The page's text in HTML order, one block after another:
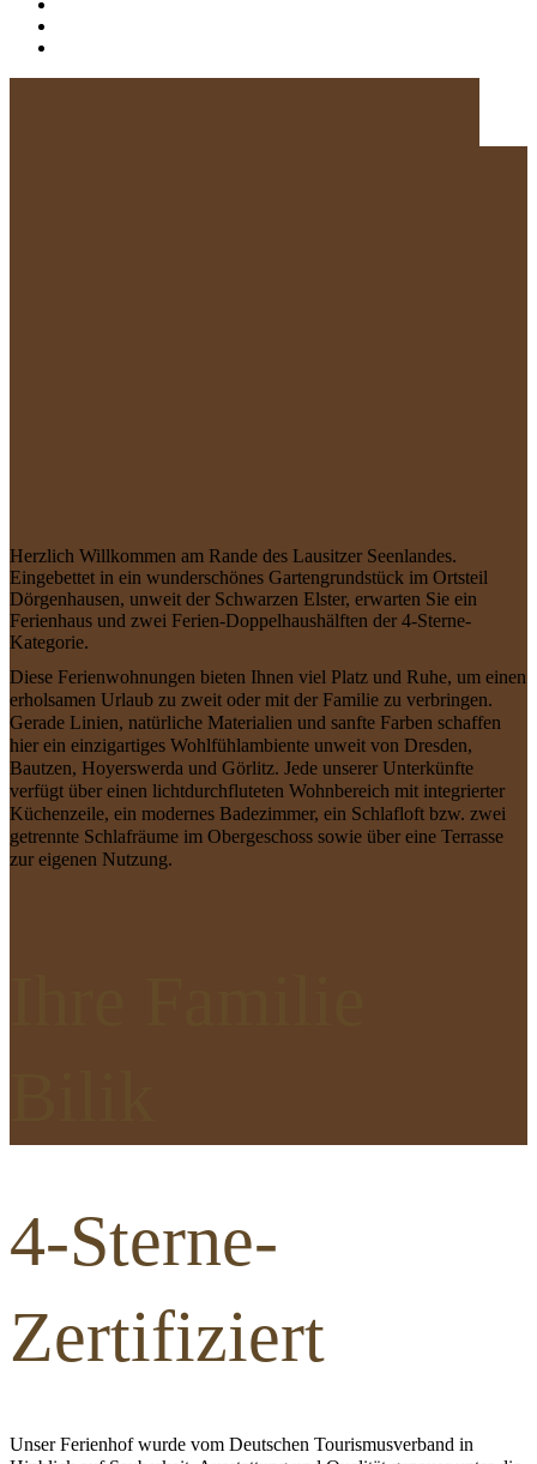
Herzlich Willkommen am Rande des Lausitzer Seenlandes.
Eingebettet in ein wunderschönes Gartengrundstück im Ortsteil
Dörgenhausen, unweit der Schwarzen Elster, erwarten Sie ein
Ferienhaus und zwei Ferien-Doppelhaushälften der 4-Sterne-
Kategorie.
Diese Ferienwohnungen bieten Ihnen viel Platz und Ruhe, um einen
erholsamen Urlaub zu zweit oder mit der Familie zu verbringen.
Gerade Linien, natürliche Materialien und sanfte Farben schaffen
hier ein einzigartiges Wohlfühlambiente unweit von Dresden,
Bautzen, Hoyerswerda und Görlitz. Jede unserer Unterkünfte
verfügt über einen lichtdurchfluteten Wohnbereich mit integrierter
Küchenzeile, ein modernes Badezimmer, ein Schlafloft bzw. zwei
getrennte Schlafräume im Obergeschoss sowie über eine Terrasse
zur eigenen Nutzung.
4-Sterne-
Zertifiziert
Unser Ferienhof wurde vom Deutschen Tourismusverband in